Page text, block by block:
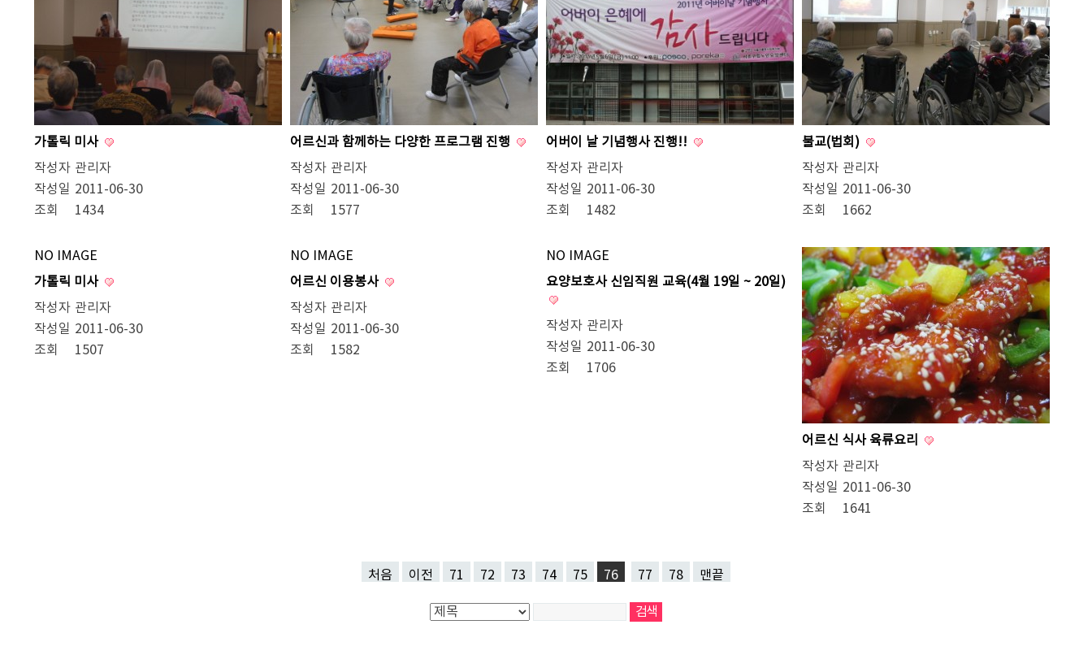
가톨릭 미사
작성자 관리자
작성일 2011-06-30
조회
1434
어르신과 함께하는 다양한 프로그램 진행
작성자 관리자
작성일 2011-06-30
조회
1577
어버이 날 기념행사 진행!!
작성자 관리자
작성일 2011-06-30
조회
1482
불교(법회)
작성자 관리자
작성일 2011-06-30
조회
1662
NO IMAGE
가톨릭 미사
작성자 관리자
작성일 2011-06-30
조회
1507
NO IMAGE
어르신 이용봉사
작성자 관리자
작성일 2011-06-30
조회
1582
NO IMAGE
요양보호사 신임직원 교육(4월 19일 ~ 20일)
작성자 관리자
작성일 2011-06-30
조회
1706
어르신 식사 육류요리
작성자 관리자
작성일 2011-06-30
조회
1641
처음 이전 71 72 73 74 75 76 77 78 맨끝